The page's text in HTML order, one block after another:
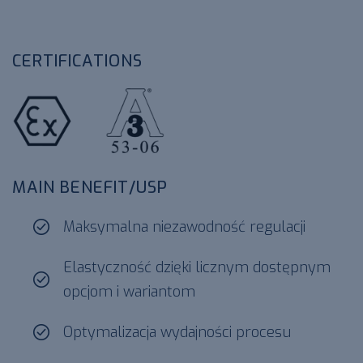
CERTIFICATIONS
MAIN BENEFIT/USP
Maksymalna niezawodność regulacji
Elastyczność dzięki licznym dostępnym
opcjom i wariantom
Optymalizacja wydajności procesu